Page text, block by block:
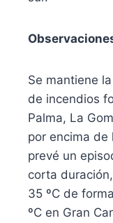
Se mantiene
de incendios
Palma, La
por encima de
prevé un
corta
35 ºC de
ºC en Gran